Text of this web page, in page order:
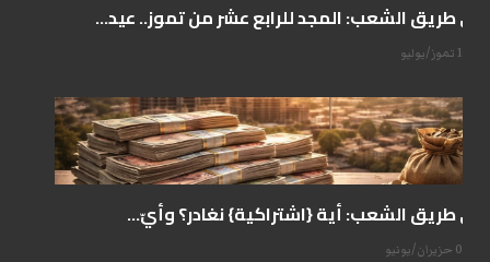
على طريق الشعب: المجد للرابع عشر من تموز.. عيد...
14 تموز/يوليو
على طريق الشعب: أية {اشتراكية} نغادر؟ وأيّ...
07 حزيران/يونيو